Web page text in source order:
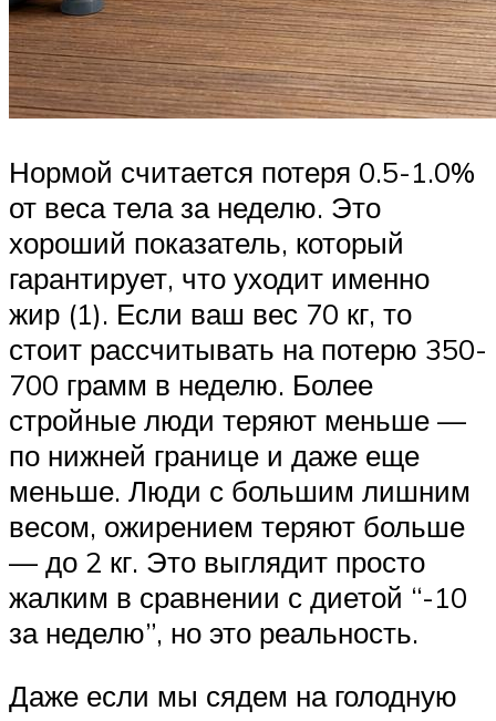
Нормой считается потеря 0.5-1.0%
от веса тела за неделю. Это
хороший показатель, который
гарантирует, что уходит именно
жир (1). Если ваш вес 70 кг, то
стоит рассчитывать на потерю 350-
700 грамм в неделю. Более
стройные люди теряют меньше —
по нижней границе и даже еще
меньше. Люди с большим лишним
весом, ожирением теряют больше
— до 2 кг. Это выглядит просто
жалким в сравнении с диетой “-10
за неделю”, но это реальность.
Даже если мы сядем на голодную